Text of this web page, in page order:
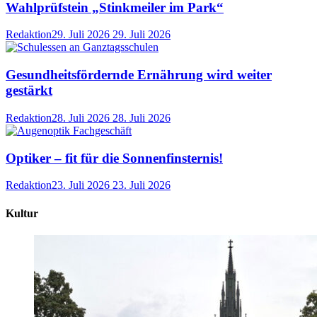
Wahlprüfstein „Stinkmeiler im Park“
Redaktion29. Juli 2026 29. Juli 2026
Gesundheitsfördernde Ernährung wird weiter
gestärkt
Redaktion28. Juli 2026 28. Juli 2026
Optiker – fit für die Sonnenfinsternis!
Redaktion23. Juli 2026 23. Juli 2026
Kultur